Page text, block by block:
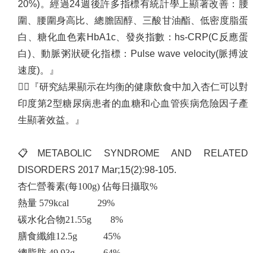
20%)。經過24週後許多指標有統計學上顯著改善：腰
圍、腰圍身高比、總膽固醇、三酸甘油酯、低密度脂蛋
白、糖化血色素HbA1c、發炎指數： hs-CRP(C 反應蛋
白)、動脈粥狀硬化指標： Pulse wave velocity(脈搏波
速度)。』
🧑‍⚕️
『研究結果顯示在均衡的健康飲食中加入杏仁可以對
印度第2型糖尿病患者的血糖和心血管疾病危險因子產
生顯著效益。』
📋
METABOLIC SYNDROME AND RELATED
DISORDERS 2017 Mar;15(2):98-105.
杏仁營養素(每100g) 佔每日攝取%
熱量 579kcal 29%
碳水化合物21.55g 8%
膳食纖維12.5g 45%